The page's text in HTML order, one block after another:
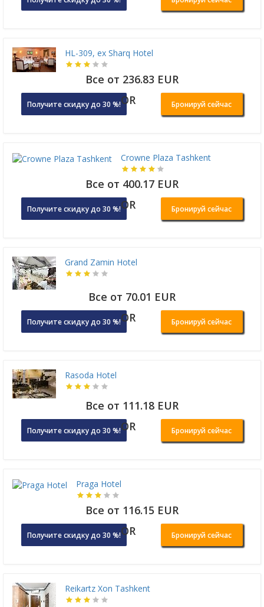
HL-309, ex Sharq Hotel
Все от 236.83 EUR
Получите скидку до 30 %!OR Бронируй сейчас
Crowne Plaza Tashkent
Все от 400.17 EUR
Получите скидку до 30 %!OR Бронируй сейчас
Grand Zamin Hotel
Все от 70.01 EUR
Получите скидку до 30 %!OR Бронируй сейчас
Rasoda Hotel
Все от 111.18 EUR
Получите скидку до 30 %!OR Бронируй сейчас
Praga Hotel
Все от 116.15 EUR
Получите скидку до 30 %!OR Бронируй сейчас
Reikartz Xon Tashkent